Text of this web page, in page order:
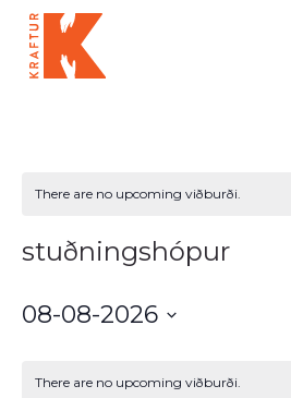
Skip
main
There are no upcoming viðburði.
stuðningshópur
08-08-2026
date.
ofThere are no upcoming viðburði.